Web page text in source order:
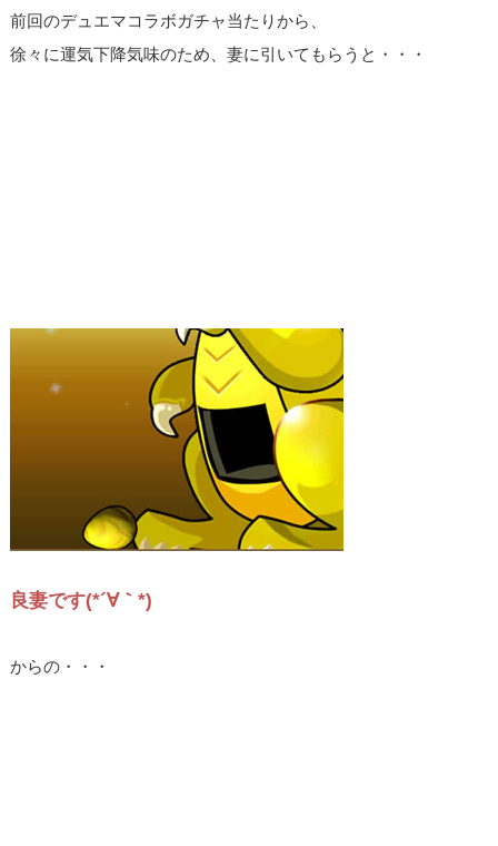
前回のデュエマコラボガチャ当たりから、
徐々に運気下降気味のため、妻に引いてもらうと・・・
良妻です(*´∀｀*)
からの・・・